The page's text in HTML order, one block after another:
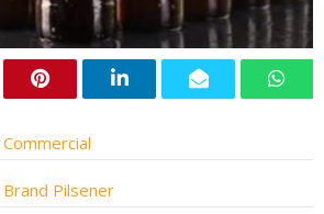
Commercial
Brand Pilsener